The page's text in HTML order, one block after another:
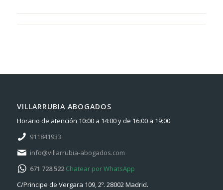
VILLARRUBIA ABOGADOS
Horario de atención 10:00 a 14:00 y de 16:00 a 19:00.
911841933
info@villarrubia-abogados.com
671 728 522 Chatear por WhatsApp
C/Principe de Vergara 109, 2º. 28002 Madrid.